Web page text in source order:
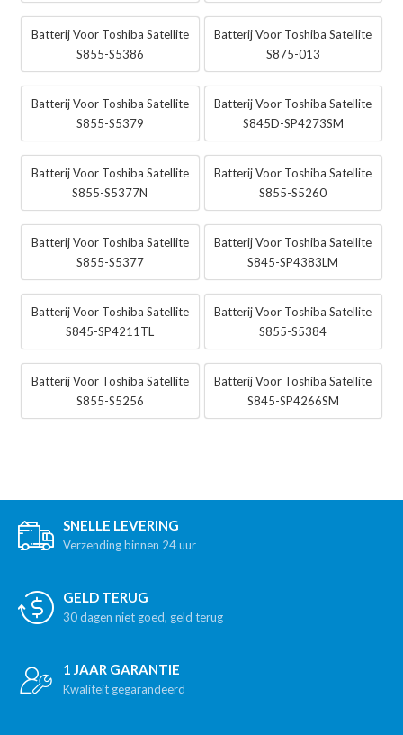
Batterij Voor Toshiba Satellite
S855-S5386
Batterij Voor Toshiba Satellite
S875-013
Batterij Voor Toshiba Satellite
S855-S5379
Batterij Voor Toshiba Satellite
S845D-SP4273SM
Batterij Voor Toshiba Satellite
S855-S5377N
Batterij Voor Toshiba Satellite
S855-S5260
Batterij Voor Toshiba Satellite
S855-S5377
Batterij Voor Toshiba Satellite
S845-SP4383LM
Batterij Voor Toshiba Satellite
S845-SP4211TL
Batterij Voor Toshiba Satellite
S855-S5384
Batterij Voor Toshiba Satellite
S855-S5256
Batterij Voor Toshiba Satellite
S845-SP4266SM
SNELLE LEVERING
Verzending binnen 24 uur
GELD TERUG
30 dagen niet goed, geld terug
1 JAAR GARANTIE
Kwaliteit gegarandeerd